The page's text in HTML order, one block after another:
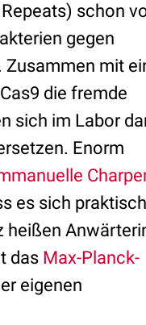
schon
gegen
Zusammen mit
die fremde
sich im Labor
Enorm
es sich
heißen
das Max-Planck-
eigenen